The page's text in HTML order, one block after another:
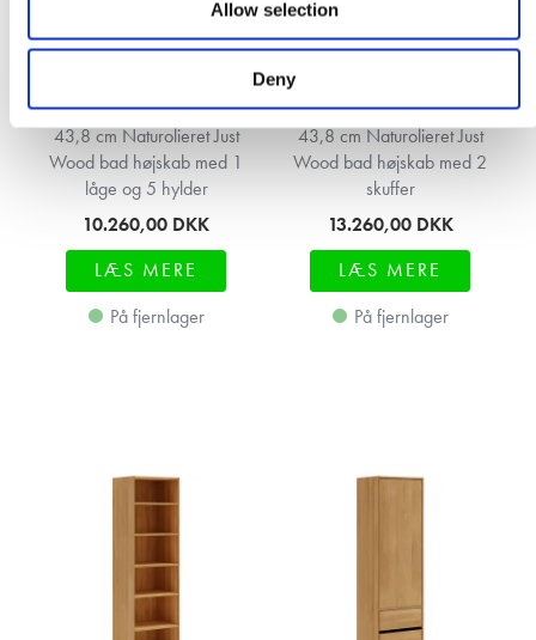
Allow selection
Deny
43,8 cm Naturolieret Just
Wood bad højskab med 1
låge og 5 hylder
10.260,00 DKK
LÆS MERE
På fjernlager
43,8 cm Naturolieret Just
Wood bad højskab med 2
skuffer
13.260,00 DKK
LÆS MERE
På fjernlager